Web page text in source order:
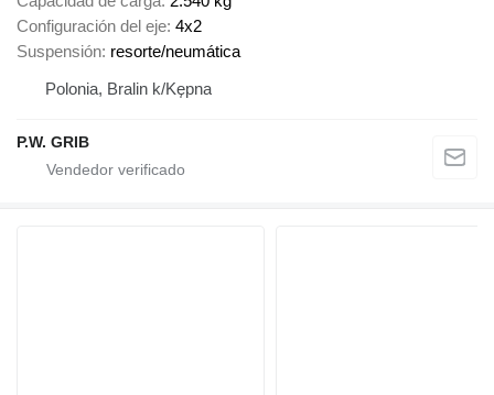
Configuración del eje 4x2
Suspensión resorte/neumática
Polonia, Bralin k/Kępna
P.W. GRIB